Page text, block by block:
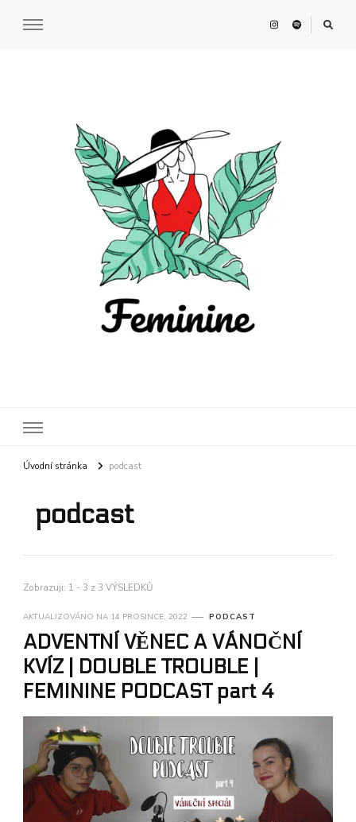
Úvodní stránka podcast
podcast
Zobrazuji: 1 - 3 z 3 VÝSLEDKŮ
AKTUALIZOVÁNO NA 14 PROSINCE, 2022 PODCAST
ADVENTNÍ VĚNEC A VÁNOČNÍ
KVÍZ | DOUBLE TROUBLE |
FEMININE PODCAST part 4